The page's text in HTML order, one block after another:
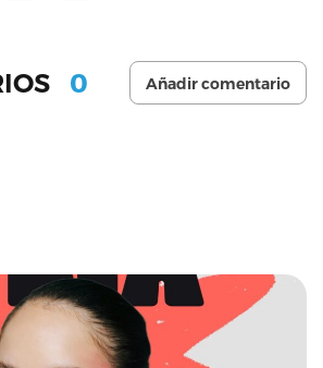
0 Añadir comentario